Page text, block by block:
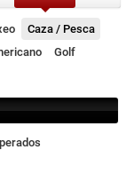
Caza / Pesca
Golf